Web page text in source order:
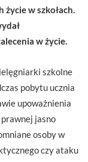
w szkołach.
w życie.
szkolne
pobytu ucznia
upoważnienia
jasno
osoby w
czy ataku